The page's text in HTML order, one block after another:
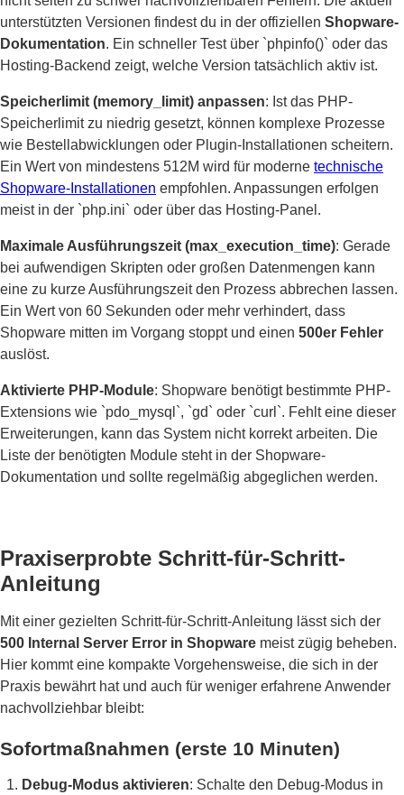
unterstützten Versionen findest du in der offiziellen Shopware-
Dokumentation. Ein schneller Test über `phpinfo()` oder das
Hosting-Backend zeigt, welche Version tatsächlich aktiv ist.
Speicherlimit (memory_limit) anpassen: Ist das PHP-
Speicherlimit zu niedrig gesetzt, können komplexe Prozesse
wie Bestellabwicklungen oder Plugin-Installationen scheitern.
Ein Wert von mindestens 512M wird für moderne technische
Shopware-Installationen empfohlen. Anpassungen erfolgen
meist in der `php.ini` oder über das Hosting-Panel.
Maximale Ausführungszeit (max_execution_time): Gerade
bei aufwendigen Skripten oder großen Datenmengen kann
eine zu kurze Ausführungszeit den Prozess abbrechen lassen.
Ein Wert von 60 Sekunden oder mehr verhindert, dass
Shopware mitten im Vorgang stoppt und einen 500er Fehler
auslöst.
Aktivierte PHP-Module: Shopware benötigt bestimmte PHP-
Extensions wie `pdo_mysql`, `gd` oder `curl`. Fehlt eine dieser
Erweiterungen, kann das System nicht korrekt arbeiten. Die
Liste der benötigten Module steht in der Shopware-
Dokumentation und sollte regelmäßig abgeglichen werden.
Praxiserprobte Schritt-für-Schritt-
Anleitung
Mit einer gezielten Schritt-für-Schritt-Anleitung lässt sich der
500 Internal Server Error in Shopware meist zügig beheben.
Hier kommt eine kompakte Vorgehensweise, die sich in der
Praxis bewährt hat und auch für weniger erfahrene Anwender
nachvollziehbar bleibt:
Sofortmaßnahmen (erste 10 Minuten)
Debug-Modus aktivieren: Schalte den Debug-Modus in